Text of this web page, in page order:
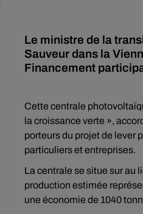
Le ministre de la
Sauveur dans la
Financement
Cette centrale
la croissance verte »,
porteurs du projet de lever
particuliers et entreprises.
La centrale se situe sur au
production estimée
une économie de 1040